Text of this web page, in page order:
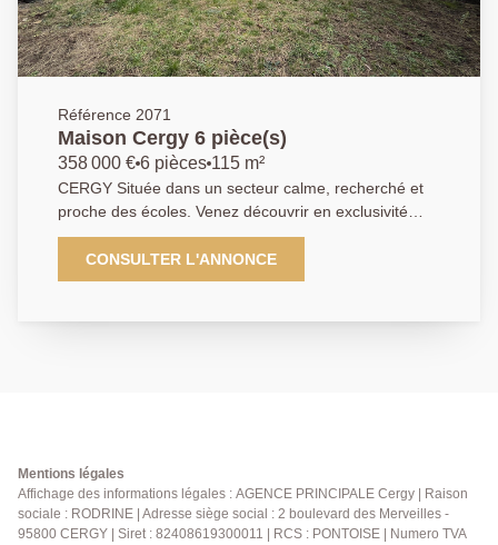
dessus complète ce bien, ainsi qu'une magnifique
cave voutée. Venez vite découvrir cette charmante
maison ancienne, parfaite pour une famille. Classe
énergétique : E. 01 84 24 09 09
Référence 2071
Maison Cergy 6 pièce(s)
358 000 € 6 pièces 115 m²
CERGY Située dans un secteur calme, recherché et
proche des écoles. Venez découvrir en exclusivité
cette charmante maison. Elle se compose ainsi : au
rez-de-chaussée une entrée, un salon lumineux
donnant sur un beau jardin, une cuisine
EXCLUSIVITE. 01 84 24 09 09
CONSULTER L'ANNONCE
Mentions légales
Affichage des informations légales : AGENCE PRINCIPALE Cergy | Raison
sociale : RODRINE | Adresse siège social : 2 boulevard des Merveilles -
95800 CERGY | Siret : 82408619300011 | RCS : PONTOISE | Numero TVA